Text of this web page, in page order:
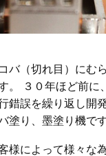
バ（切れ目） にむ
。 ３０年ほど前に
錯誤を繰り返し 開
塗り、墨塗り機で
客様によって様々な